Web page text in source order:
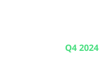
Q4 2024